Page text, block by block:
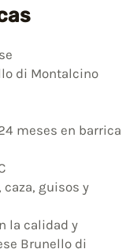
di Montalcino
meses en barrica
caza, guisos y
la calidad y
Brunello di